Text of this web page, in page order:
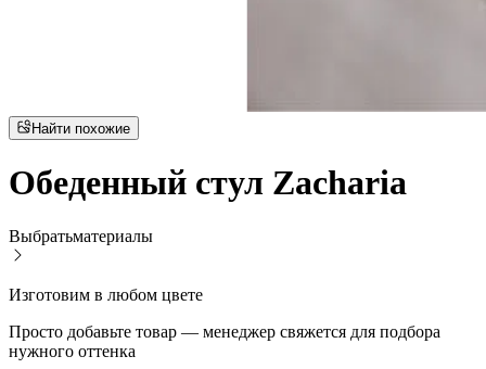
Найти похожие
Обеденный стул Zacharia
Выбратьматериалы
Изготовим в любом цвете
Просто добавьте товар — менеджер свяжется для подбора
нужного оттенка